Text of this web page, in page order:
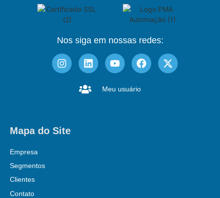
Nos siga em nossas redes:
Meu usuário
Mapa do Site
Empresa
Segmentos
Clientes
Contato